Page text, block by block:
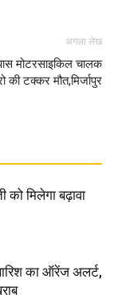
अगला लेख
मोटरसाइकिल चालक
की टक्कर मौत,मिर्जापुर
को मिलेगा बढ़ावा
का ऑरेंज अलर्ट,